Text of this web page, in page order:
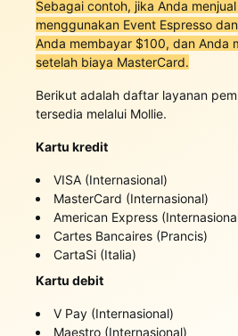
Sebagai contoh, jika Anda
menggunakan Event Espresso
Anda membayar $100, dan Anda
setelah biaya MasterCard.
Berikut adalah daftar layanan
tersedia melalui Mollie.
Kartu kredit
VISA (Internasional)
MasterCard (Internasional)
American Express
Cartes Bancaires (Prancis)
CartaSi (Italia)
Kartu debit
V Pay (Internasional)
Maestro (Internasional)